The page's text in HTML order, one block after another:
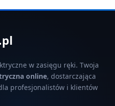
w zasięgu ręki. Twoja
online, dostarczająca
profesjonalistów i klientów